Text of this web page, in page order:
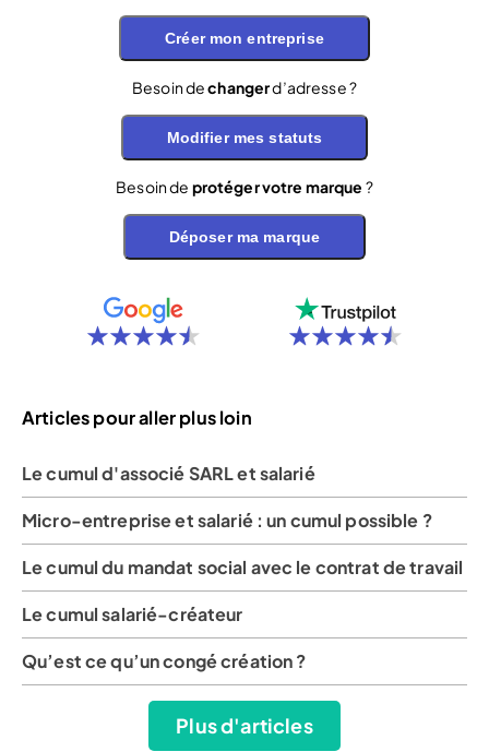
Créer mon entreprise
Besoin dechangerd’adresse ?
Modifier mes statuts
Besoin de protéger votre marque ?
Déposer ma marque
Articles pour aller plus loin
Le cumul d'associé SARL et salarié
Micro-entreprise et salarié : un cumul possible ?
Le cumul du mandat social avec le contrat de travail
Le cumul salarié-créateur
Qu’est ce qu’un congé création ?
Plus d'articles